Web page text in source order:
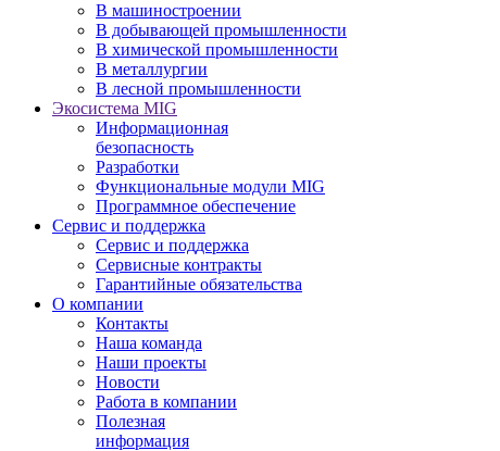
В машиностроении
В добывающей промышленности
В химической промышленности
В металлургии
В лесной промышленности
Экосистема MIG
Информационная
безопасность
Разработки
Функциональные модули MIG
Программное обеспечение
Сервис и поддержка
Сервис и поддержка
Сервисные контракты
Гарантийные обязательства
О компании
Контакты
Наша команда
Наши проекты
Новости
Работа в компании
Полезная
информация